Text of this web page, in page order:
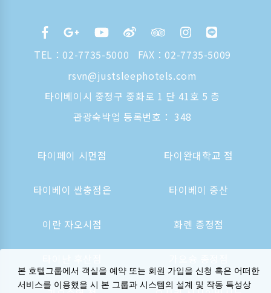
TEL： 02-7735-5000
FAX：02-7735-5009
rsvn@justsleephotels.com
타이베이시 중정구 중화로 1 단 41호 5 층
관광숙박업 등록번호： 348
타이페이 시먼점 타이완대학교 점
타이베이 싼충점은 타이베이 중산
이란 자오시점 화롄 종정점
본 호텔그룹에서 객실을 예약 또는 회원 가입을 신청 혹은 어떠한
서비스를 이용했을 시 본 그룹과 시스템의 설계 및 작동 특성상